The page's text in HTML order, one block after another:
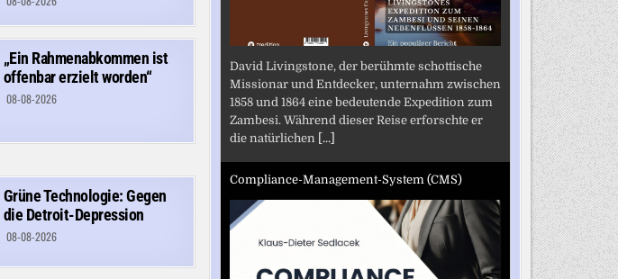
„Ein Rahmenabkommen ist
offenbar erzielt worden“
08-08-2026
Grüne Technologie: Gegen
die Detroit-Depression
08-08-2026
David Livingstone, der berühmte schottische
Missionar und Entdecker, unternahm zwischen
1858 und 1864 eine bedeutende Expedition zum
Zambesi. Während dieser Reise erforschte er
die natürlichen [...]
Compliance-Management-System (CMS)